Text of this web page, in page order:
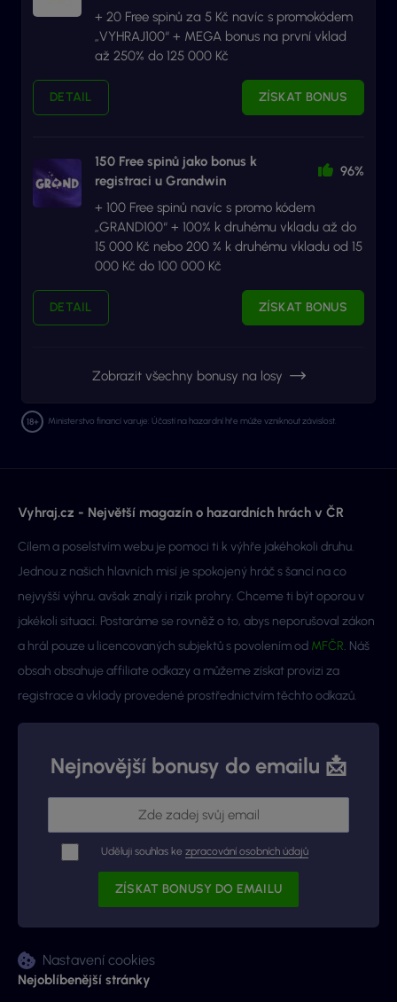
+ 20 Free spinů za 5 Kč navíc s promokódem
„VYHRAJ100“ + MEGA bonus na první vklad
až 250% do 125 000 Kč
DETAIL ZÍSKAT BONUS
150 Free spinů jako bonus k
registraci u Grandwin
96%
+ 100 Free spinů navíc s promo kódem
„GRAND100“ + 100% k druhému vkladu až do
15 000 Kč nebo 200 % k druhému vkladu od 15
000 Kč do 100 000 Kč
DETAIL ZÍSKAT BONUS
Zobrazit všechny bonusy na losy
Ministerstvo financí varuje: Účastí na hazardní hře může vzniknout závislost.
Vyhraj.cz - Největší magazín o hazardních hrách v ČR
Cílem a poselstvím webu je pomoci ti k výhře jakéhokoli druhu.
Jednou z našich hlavních misí je spokojený hráč s šancí na co
nejvyšší výhru, avšak znalý i rizik prohry. Chceme ti být oporou v
jakékoli situaci. Postaráme se rovněž o to, abys neporušoval zákon
a hrál pouze u licencovaných subjektů s povolením od MFČR. Náš
obsah obsahuje affiliate odkazy a můžeme získat provizi za
registrace a vklady provedené prostřednictvím těchto odkazů.
Nejnovější bonusy do emailu 📩
Uděluji souhlas ke zpracování osobních údajů
Nastavení cookies
Nejoblíbenější stránky